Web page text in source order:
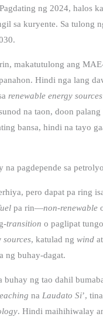
ng 2024, halos
sa kuryente. Sa tulong
makatutulong ang
Hindi nga lang
renewable energy sources
na taon, doon
bansa, hindi na tayo
pagdepende sa
pero dapat pa ring
pa rin—non-renewable
transition o paglipat
sources, katulad ng wind at
ng buhay-dagat.
ng tao dahil
na Laudato Si’,
. Hindi maihihiwalay